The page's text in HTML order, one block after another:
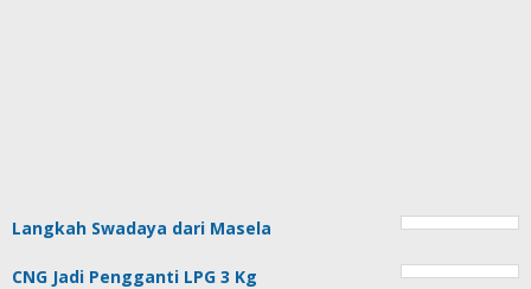
Langkah Swadaya dari Masela
CNG Jadi Pengganti LPG 3 Kg